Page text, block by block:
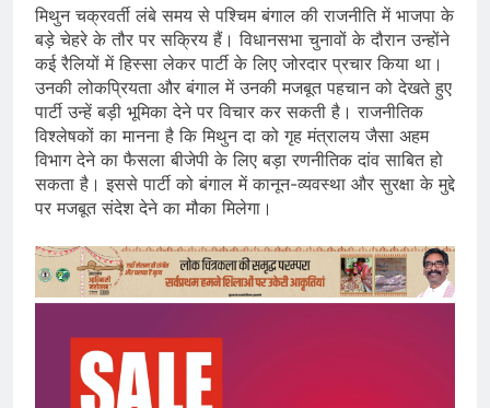
मिथुन चक्रवर्ती लंबे समय से पश्चिम बंगाल की राजनीति में भाजपा के
बड़े चेहरे के तौर पर सक्रिय हैं। विधानसभा चुनावों के दौरान उन्होंने
कई रैलियों में हिस्सा लेकर पार्टी के लिए जोरदार प्रचार किया था।
उनकी लोकप्रियता और बंगाल में उनकी मजबूत पहचान को देखते हुए
पार्टी उन्हें बड़ी भूमिका देने पर विचार कर सकती है। राजनीतिक
विश्लेषकों का मानना है कि मिथुन दा को गृह मंत्रालय जैसा अहम
विभाग देने का फैसला बीजेपी के लिए बड़ा रणनीतिक दांव साबित हो
सकता है। इससे पार्टी को बंगाल में कानून-व्यवस्था और सुरक्षा के मुद्दे
पर मजबूत संदेश देने का मौका मिलेगा।